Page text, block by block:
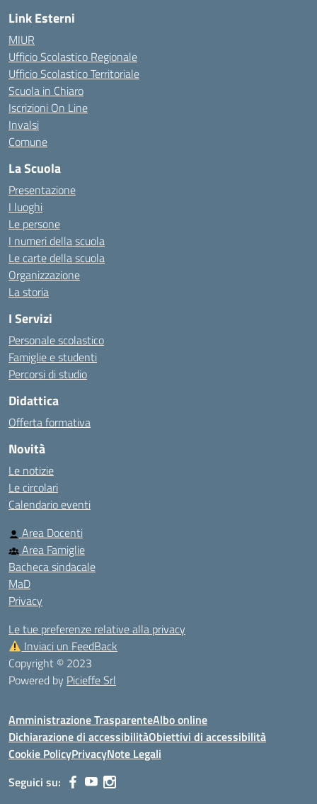
Link Esterni
MIUR
Ufficio Scolastico Regionale
Ufficio Scolastico Territoriale
Scuola in Chiaro
Iscrizioni On Line
Invalsi
Comune
La Scuola
Presentazione
I luoghi
Le persone
I numeri della scuola
Le carte della scuola
Organizzazione
La storia
I Servizi
Personale scolastico
Famiglie e studenti
Percorsi di studio
Didattica
Offerta formativa
Novità
Le notizie
Le circolari
Calendario eventi
Area Docenti
Area Famiglie
Bacheca sindacale
MaD
Privacy
Le tue preferenze relative alla privacy
Inviaci un FeedBack
Copyright © 2023
Powered by Picieffe Srl
Amministrazione TrasparenteAlbo online
Dichiarazione di accessibilitàObiettivi di accessibilità
Cookie PolicyPrivacyNote Legali
Seguici su: